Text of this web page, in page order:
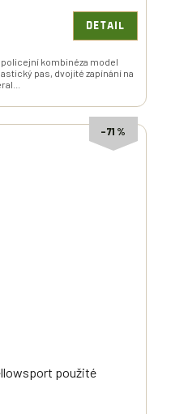
DETAIL
kombinéza model
pas, dvojité zapínání na
–71 %
použité